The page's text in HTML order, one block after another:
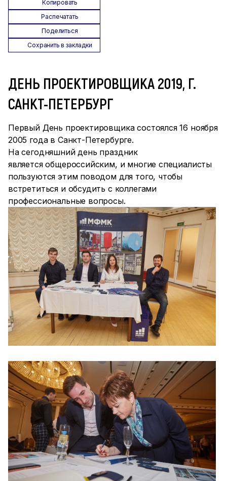
Копировать
Распечатать
Поделиться
Сохранить в закладки
ДЕНЬ ПРОЕКТИРОВЩИКА 2019, Г.
САНКТ-ПЕТЕРБУРГ
Первый День проектировщика состоялся 16 ноября
2005 года в Санкт-Петербурге.
На сегодняшний день праздник
является общероссийским, и многие специалисты
пользуются этим поводом для того, чтобы
встретиться и обсудить с коллегами
профессиональные вопросы.